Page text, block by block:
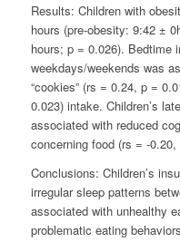
Results: Children with
hours (pre-obesity: 9:42 ±
hours; p = 0.026). Bedtime
weekdays/weekends was
“cookies” (rs = 0.24, p =
0.023) intake. Children’s
associated with reduced
concerning food (rs = -
Conclusions: Children’s
irregular sleep patterns
associated with unhealthy
problematic eating